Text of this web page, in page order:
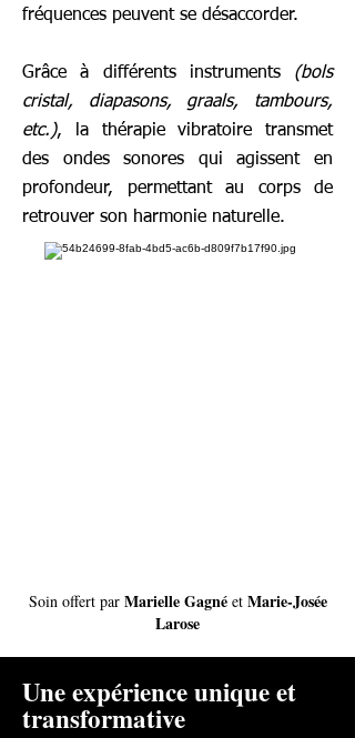
fréquences peuvent se désaccorder.
Grâce à différents instruments (bols
cristal, diapasons, graals, tambours,
etc.), la thérapie vibratoire transmet
des ondes sonores qui agissent en
profondeur, permettant au corps de
retrouver son harmonie naturelle.
Soin offert parMarielle Gagné et Marie-Josée
Larose
Une expérience unique et
transformative